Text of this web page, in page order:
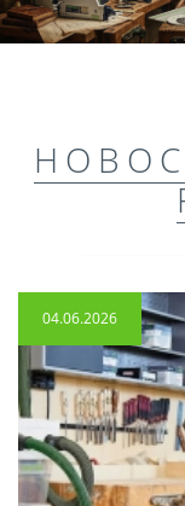
04.06.2026